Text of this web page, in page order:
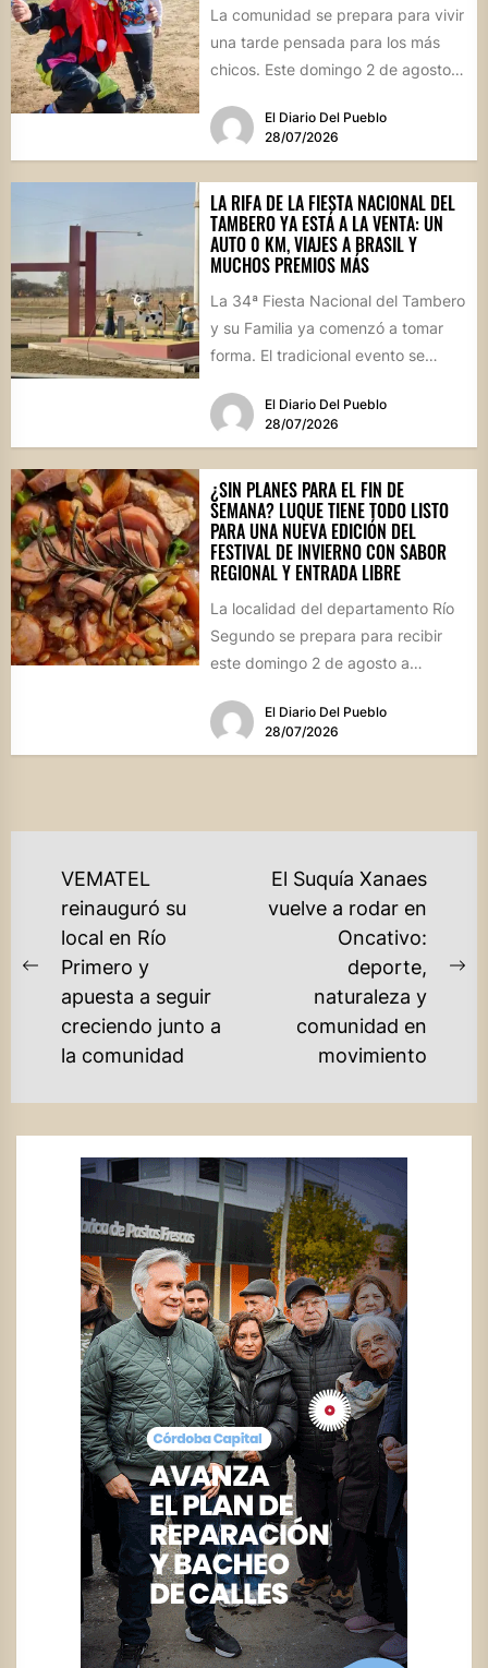
La comunidad se prepara para vivir
una tarde pensada para los más
chicos. Este domingo 2 de agosto,
El Diario Del Pueblo
28/07/2026
LA RIFA DE LA FIESTA NACIONAL DEL
TAMBERO YA ESTÁ A LA VENTA: UN
AUTO 0 KM, VIAJES A BRASIL Y
MUCHOS PREMIOS MÁS
La 34ª Fiesta Nacional del Tambero
y su Familia ya comenzó a tomar
forma. El tradicional evento se
El Diario Del Pueblo
28/07/2026
¿SIN PLANES PARA EL FIN DE
SEMANA? LUQUE TIENE TODO LISTO
PARA UNA NUEVA EDICIÓN DEL
FESTIVAL DE INVIERNO CON SABOR
REGIONAL Y ENTRADA LIBRE
La localidad del departamento Río
Segundo se prepara para recibir
este domingo 2 de agosto a
El Diario Del Pueblo
28/07/2026
NAVEGACIÓN
ENTRADAS
Previous
post:
VEMATEL
reinauguró su
local en Río
Primero y
apuesta a seguir
creciendo junto a
la comunidad
El Suquía Xanaes
vuelve a rodar en
Oncativo:
deporte,
naturaleza y
comunidad en
movimiento